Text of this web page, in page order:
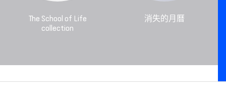
The School of Life
collection
消失的月曆